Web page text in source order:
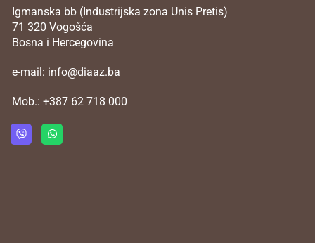
Igmanska bb (Industrijska zona Unis Pretis)
71 320 Vogošća
Bosna i Hercegovina
e-mail: info@diaaz.ba
Mob.: +387 62 718 000